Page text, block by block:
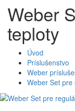
Weber
teploty
Úvod
Príslušenstvo
Weber
Weber Set